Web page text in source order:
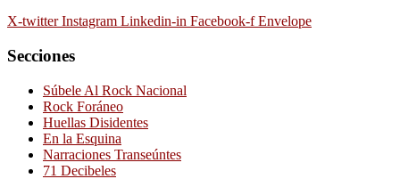
X-twitter Instagram Linkedin-in Facebook-f Envelope
Secciones
Súbele Al Rock Nacional
Rock Foráneo
Huellas Disidentes
En la Esquina
Narraciones Transeúntes
71 Decibeles